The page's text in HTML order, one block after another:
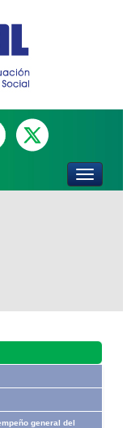
general del